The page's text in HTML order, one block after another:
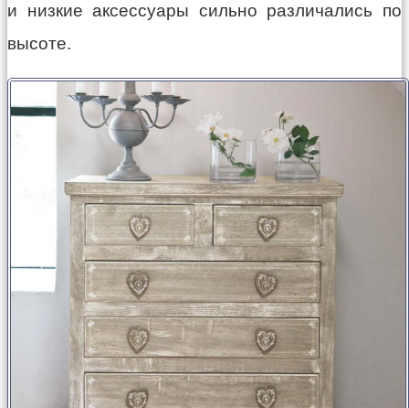
и низкие аксессуары сильно различались по
высоте.